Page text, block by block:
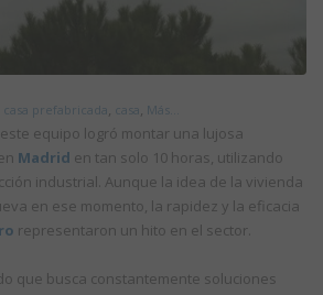
casa prefabricada casa Más...
equipo logró montar una lujosa
Madrid en tan solo 10 horas, utilizando
industrial. Aunque la idea de la vivienda
en ese momento, la rapidez y la eficacia
representaron un hito en el sector.
que busca constantemente soluciones